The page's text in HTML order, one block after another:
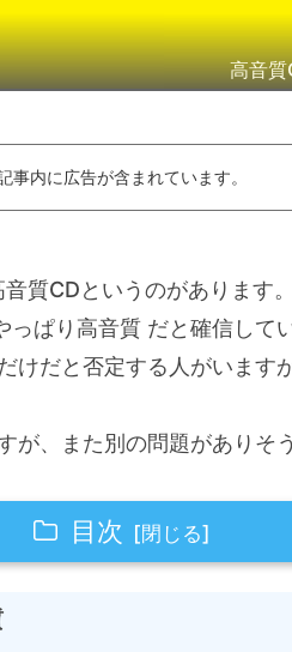
高音
事内に広告が含まれています。
質CDというのがあります。
ぱり高音質 だと確信して
けだと否定する人がいます
が、また別の問題がありそ
目次